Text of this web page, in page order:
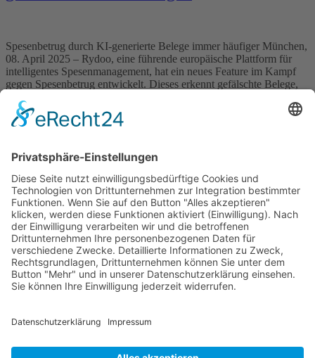
Spesenbetrug durch KI-generierte Belege immer häufiger München,
08. April 2025 – Rydoo, eine führende europäische Plattform für
intelligentes Spesenmanagement, hat ein neues Feature im Kampf
gegen Spesenbetrug entwickelt. Dieses erkennt gefälschte Belege,
steht ab sofort allen Kunden von Rydoo zur Verfügung, die über das
KI-gestützten Smart […]
Impressum
Datenschutz
Kooperation
Werbung
Presse- und Öffentlichkeitsarbeit
Aktuelles
Themenwelt